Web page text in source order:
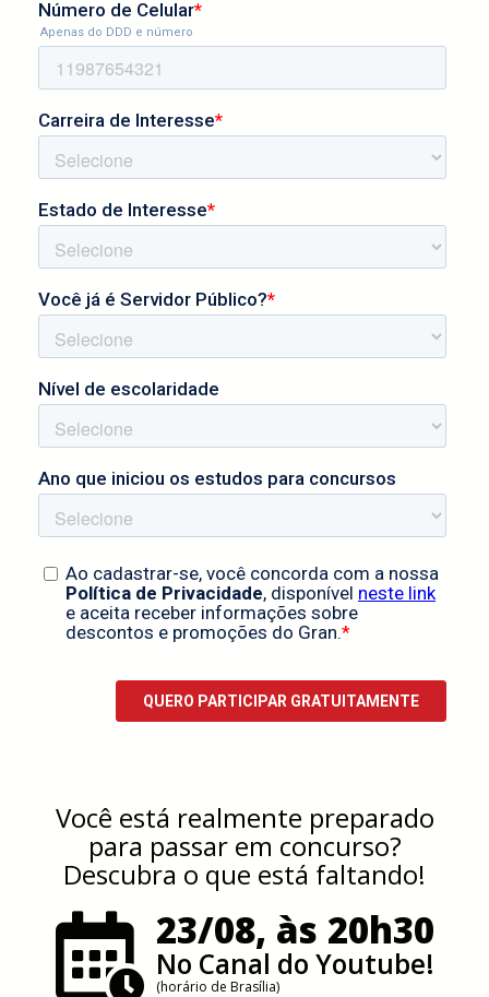
Você está realmente preparado
para passar em concurso?
Descubra o que está faltando!
23/08, às 20h30
No Canal do Youtube!
(horário de Brasília)